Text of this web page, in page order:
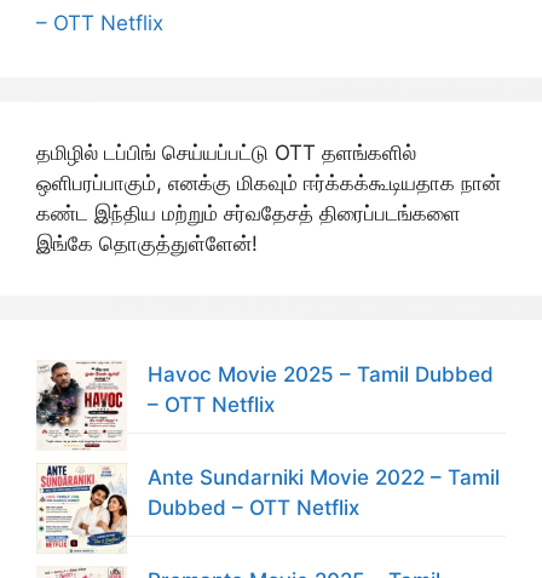
– OTT Netflix
தமிழில் டப்பிங் செய்யப்பட்டு OTT தளங்களில்
ஒளிபரப்பாகும், எனக்கு மிகவும் ஈர்க்கக்கூடியதாக நான்
கண்ட இந்திய மற்றும் சர்வதேசத் திரைப்படங்களை
இங்கே தொகுத்துள்ளேன்!
Havoc Movie 2025 – Tamil Dubbed
– OTT Netflix
Ante Sundarniki Movie 2022 – Tamil
Dubbed – OTT Netflix